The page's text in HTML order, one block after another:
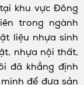
khu vực Đông
trong ngành
liệu nhựa sinh
nhựa nội thất,
đã khẳng định
để đưa sản